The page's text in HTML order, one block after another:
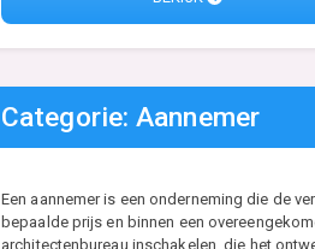
Categorie: Aannemer
Een aannemer is een onderneming die de
bepaalde prijs en binnen een
architectenbureau inschakelen, die het